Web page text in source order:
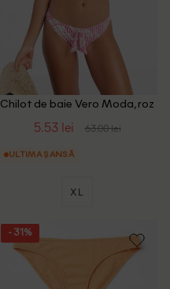
Chilot de baie Vero Moda, roz
5.53 lei 63.00 lei
ULTIMA ȘANSĂ
XL
- 31%